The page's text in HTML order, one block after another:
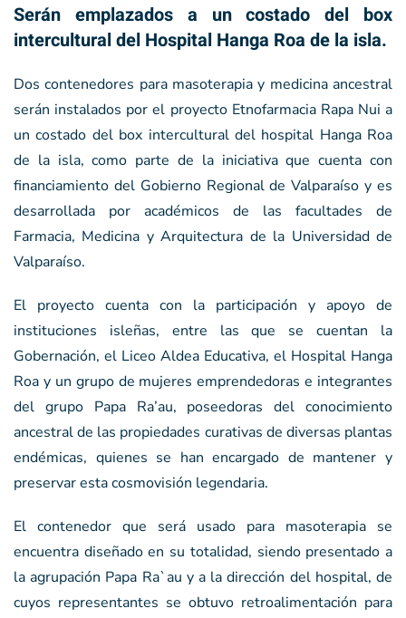
Serán emplazados a un costado del box
intercultural del Hospital Hanga Roa de la isla.
Dos contenedores para masoterapia y medicina ancestral
serán instalados por el proyecto Etnofarmacia Rapa Nui a
un costado del box intercultural del hospital Hanga Roa
de la isla, como parte de la iniciativa que cuenta con
financiamiento del Gobierno Regional de Valparaíso y es
desarrollada por académicos de las facultades de
Farmacia, Medicina y Arquitectura de la Universidad de
Valparaíso.
El proyecto cuenta con la participación y apoyo de
instituciones isleñas, entre las que se cuentan la
Gobernación, el Liceo Aldea Educativa, el Hospital Hanga
Roa y un grupo de mujeres emprendedoras e integrantes
del grupo Papa Ra’au, poseedoras del conocimiento
ancestral de las propiedades curativas de diversas plantas
endémicas, quienes se han encargado de mantener y
preservar esta cosmovisión legendaria.
El contenedor que será usado para masoterapia se
encuentra diseñado en su totalidad, siendo presentado a
la agrupación Papa Ra`au y a la dirección del hospital, de
cuyos representantes se obtuvo retroalimentación para